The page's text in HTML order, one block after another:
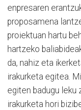
enpresaren
proposamena
proiektuan hartu
hartzeko
da, nahiz eta
irakurketa egitea.
egiten badugu leku
irakurketa hori